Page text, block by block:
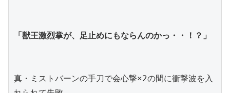
「獣王激烈掌が、足止めにもならんのかっ・・！？」
真・ミストバーンの手刀で会心撃×2の間に衝撃波を入